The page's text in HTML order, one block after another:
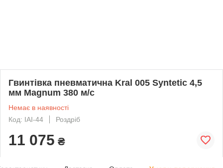
Гвинтівка пневматична Kral 005 Syntetic 4,5
мм Magnum 380 м/c
Немає в наявності
Код: IAI-44
Роздріб
11 075 ₴